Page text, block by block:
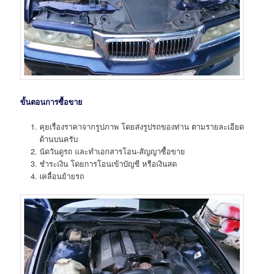
ขั้นตอนการซื้อขาย
คุยเรื่องราคาจากรูปภาพ โดยส่งรูปรถของท่าน ตามรายละเอียด
ด้านบนครับ
นัดวันดูรถ และทำเอกสารโอน-สัญญาซื้อขาย
ชำระเงิน โดยการโอนเข้าบัญชี หรือเงินสด
เคลื่อนย้ายรถ